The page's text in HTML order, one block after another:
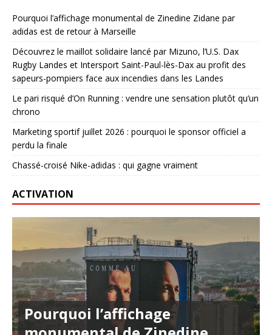
Pourquoi l’affichage monumental de Zinedine Zidane par
adidas est de retour à Marseille
Découvrez le maillot solidaire lancé par Mizuno, l’U.S. Dax
Rugby Landes et Intersport Saint-Paul-lès-Dax au profit des
sapeurs-pompiers face aux incendies dans les Landes
Le pari risqué d’On Running : vendre une sensation plutôt qu’un
chrono
Marketing sportif juillet 2026 : pourquoi le sponsor officiel a
perdu la finale
Chassé-croisé Nike-adidas : qui gagne vraiment
ACTIVATION
Pourquoi l’affichage